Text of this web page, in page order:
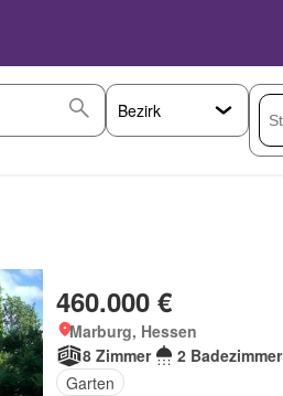
460.000 €
Marburg, Hessen
8 Zimmer
2 Badezimmer
Garten